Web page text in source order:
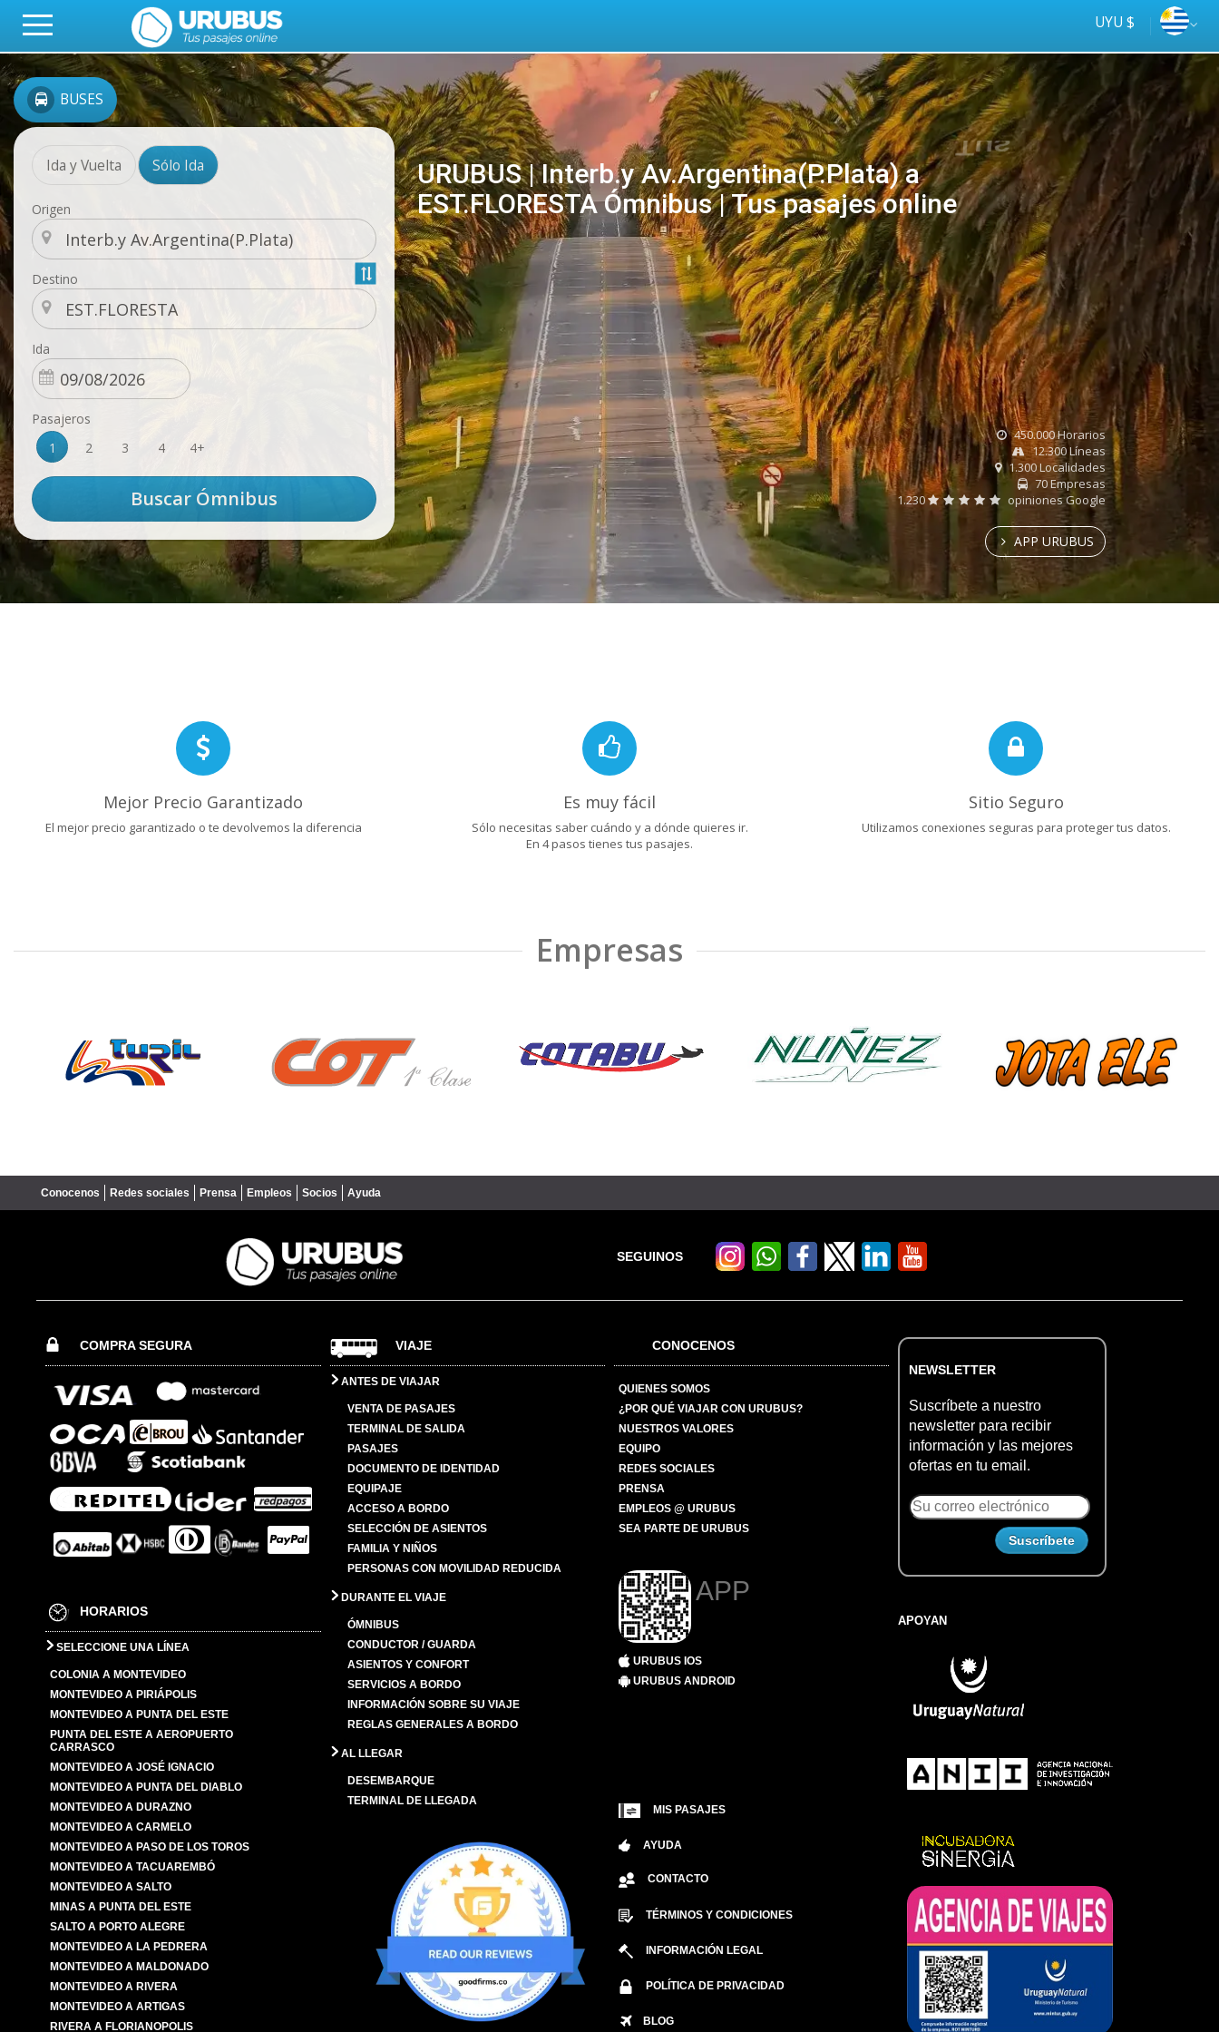
UYU $
BUSES
Ida y Vuelta Sólo Ida
Origen
Destino
Ida
Pasajeros
1
2 3 4 4+
URUBUS | Interb.y Av.Argentina(P.Plata) a
EST.FLORESTA Ómnibus | Tus pasajes online
online
Tus
ómnibus
450.000 Horarios
12.300 Líneas
1.300 Localidades
70 Empresas
1.230
opiniones Google
APP URUBUS
Mejor Precio Garantizado
El mejor precio garantizado o te devolvemos la diferencia
Es muy fácil
Sólo necesitas saber cuándo y a dónde quieres ir.
En 4 pasos tienes tus pasajes.
Sitio Seguro
Utilizamos conexiones seguras para proteger tus datos.
Empresas
Conocenos Redes sociales Prensa Empleos Socios Ayuda
SEGUINOS
COMPRA SEGURA
HORARIOS
SELECCIONE UNA LÍNEA
COLONIA A MONTEVIDEO
MONTEVIDEO A PIRIÁPOLIS
MONTEVIDEO A PUNTA DEL ESTE
PUNTA DEL ESTE A AEROPUERTO
CARRASCO
MONTEVIDEO A JOSÉ IGNACIO
MONTEVIDEO A PUNTA DEL DIABLO
MONTEVIDEO A DURAZNO
MONTEVIDEO A CARMELO
MONTEVIDEO A PASO DE LOS TOROS
MONTEVIDEO A TACUAREMBÓ
MONTEVIDEO A SALTO
MINAS A PUNTA DEL ESTE
SALTO A PORTO ALEGRE
MONTEVIDEO A LA PEDRERA
MONTEVIDEO A MALDONADO
MONTEVIDEO A RIVERA
MONTEVIDEO A ARTIGAS
RIVERA A FLORIANOPOLIS
VIAJE
ANTES DE VIAJAR
VENTA DE PASAJES
TERMINAL DE SALIDA
PASAJES
DOCUMENTO DE IDENTIDAD
EQUIPAJE
ACCESO A BORDO
SELECCIÓN DE ASIENTOS
FAMILIA Y NIÑOS
PERSONAS CON MOVILIDAD REDUCIDA
DURANTE EL VIAJE
ÓMNIBUS
CONDUCTOR / GUARDA
ASIENTOS Y CONFORT
SERVICIOS A BORDO
INFORMACIÓN SOBRE SU VIAJE
REGLAS GENERALES A BORDO
AL LLEGAR
DESEMBARQUE
TERMINAL DE LLEGADA
CONOCENOS
QUIENES SOMOS
¿POR QUÉ VIAJAR CON URUBUS?
NUESTROS VALORES
EQUIPO
REDES SOCIALES
PRENSA
EMPLEOS @ URUBUS
SEA PARTE DE URUBUS
APP
URUBUS IOS
URUBUS ANDROID
MIS PASAJES
AYUDA
CONTACTO
TÉRMINOS Y CONDICIONES
INFORMACIÓN LEGAL
POLÍTICA DE PRIVACIDAD
BLOG
NEWSLETTER
Suscríbete a nuestro
newsletter para recibir
información y las mejores
ofertas en tu email.
APOYAN